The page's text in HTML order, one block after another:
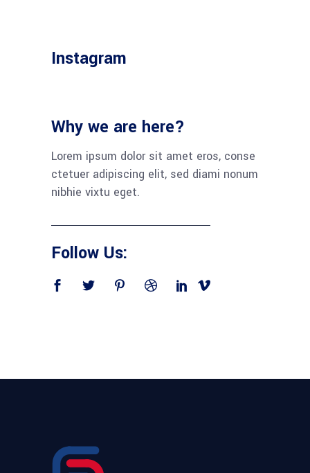
Instagram
Why we are here?
Lorem ipsum dolor sit amet eros, conse
ctetuer adipiscing elit, sed diami nonum
nibhie vixtu eget.
Follow Us: